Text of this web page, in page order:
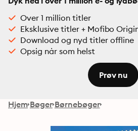
Over 1 million titler
Eksklusive titler + Mofibo
Download og nyd titler offline
Opsig når som helst
Prøv nu
Hjem Bøger Børnebøger